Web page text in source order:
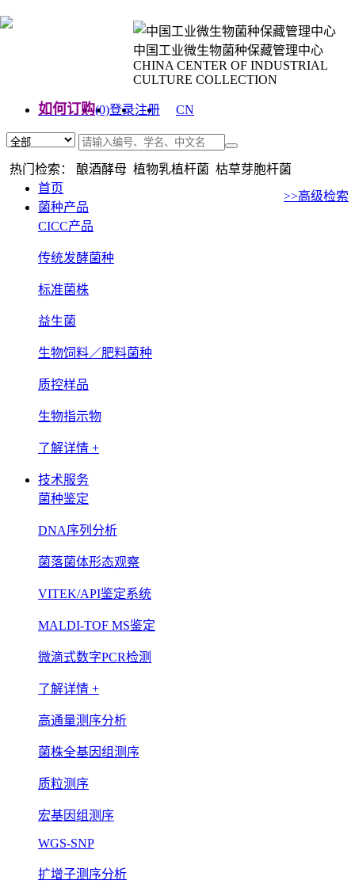
中国工业微生物菌种保藏管理中心
CHINA CENTER OF INDUSTRIAL
CULTURE COLLECTION
如何订购(0)登录注册
CN
热门检索： 酿酒酵母 植物乳植杆菌 枯草芽胞杆菌
>>高级检索
首页
菌种产品
CICC产品
传统发酵菌种
标准菌株
益生菌
生物饲料／肥料菌种
质控样品
生物指示物
了解详情 +
技术服务
菌种鉴定
DNA序列分析
菌落菌体形态观察
VITEK/API鉴定系统
MALDI-TOF MS鉴定
微滴式数字PCR检测
了解详情 +
高通量测序分析
菌株全基因组测序
质粒测序
宏基因组测序
WGS-SNP
扩增子测序分析